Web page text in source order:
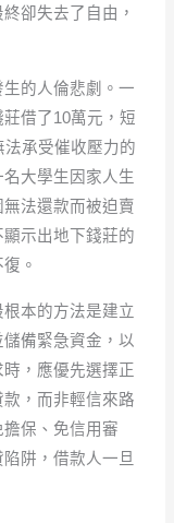
卻失去了自由，
的人倫悲劇。一
借了10萬元，短
承受催收壓力的
大學生因家人生
法還款而被迫賣
示出地下錢莊的
。
本的方法是建立
備緊急資金，以
，應優先選擇正
，而非輕信來路
保、免信用審
阱，借款人一旦